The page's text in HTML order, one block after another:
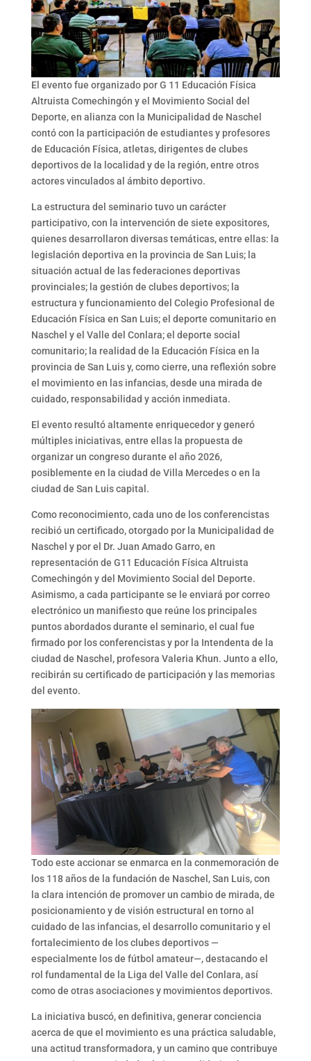
El evento fue organizado por G 11 Educación Física
Altruista Comechingón y el Movimiento Social del
Deporte, en alianza con la Municipalidad de Naschel
contó con la participación de estudiantes y profesores
de Educación Física, atletas, dirigentes de clubes
deportivos de la localidad y de la región, entre otros
actores vinculados al ámbito deportivo.
La estructura del seminario tuvo un carácter
participativo, con la intervención de siete expositores,
quienes desarrollaron diversas temáticas, entre ellas: la
legislación deportiva en la provincia de San Luis; la
situación actual de las federaciones deportivas
provinciales; la gestión de clubes deportivos; la
estructura y funcionamiento del Colegio Profesional de
Educación Física en San Luis; el deporte comunitario en
Naschel y el Valle del Conlara; el deporte social
comunitario; la realidad de la Educación Física en la
provincia de San Luis y, como cierre, una reflexión sobre
el movimiento en las infancias, desde una mirada de
cuidado, responsabilidad y acción inmediata.
El evento resultó altamente enriquecedor y generó
múltiples iniciativas, entre ellas la propuesta de
organizar un congreso durante el año 2026,
posiblemente en la ciudad de Villa Mercedes o en la
ciudad de San Luis capital.
Como reconocimiento, cada uno de los conferencistas
recibió un certificado, otorgado por la Municipalidad de
Naschel y por el Dr. Juan Amado Garro, en
representación de G11 Educación Física Altruista
Comechingón y del Movimiento Social del Deporte.
Asimismo, a cada participante se le enviará por correo
electrónico un manifiesto que reúne los principales
puntos abordados durante el seminario, el cual fue
firmado por los conferencistas y por la Intendenta de la
ciudad de Naschel, profesora Valeria Khun. Junto a ello,
recibirán su certificado de participación y las memorias
del evento.
Todo este accionar se enmarca en la conmemoración de
los 118 años de la fundación de Naschel, San Luis, con
la clara intención de promover un cambio de mirada, de
posicionamiento y de visión estructural en torno al
cuidado de las infancias, el desarrollo comunitario y el
fortalecimiento de los clubes deportivos —
especialmente los de fútbol amateur—, destacando el
rol fundamental de la Liga del Valle del Conlara, así
como de otras asociaciones y movimientos deportivos.
La iniciativa buscó, en definitiva, generar conciencia
acerca de que el movimiento es una práctica saludable,
una actitud transformadora, y un camino que contribuye